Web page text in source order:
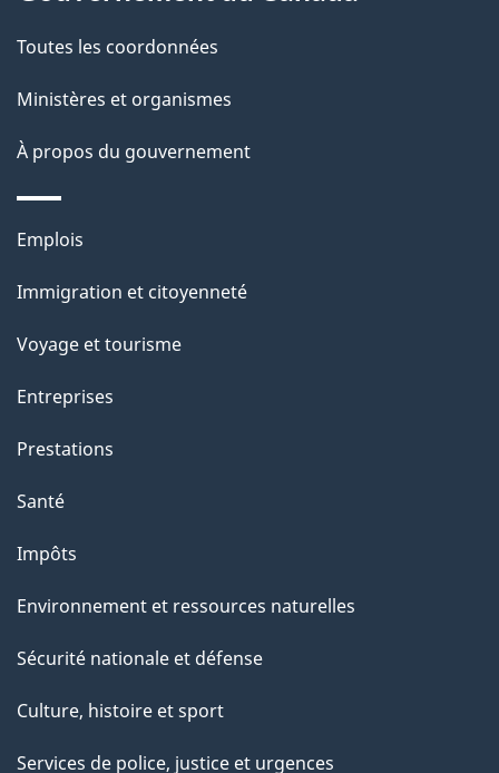
p
a
g
e
Toutes les coordonnées
Ministères et organismes
À propos du gouvernement
Thèmes
sujets
Emplois
Immigration et citoyenneté
Voyage et tourisme
Entreprises
Prestations
Santé
Impôts
Environnement et ressources naturelles
Sécurité nationale et défense
Culture, histoire et sport
Services de police, justice et urgences